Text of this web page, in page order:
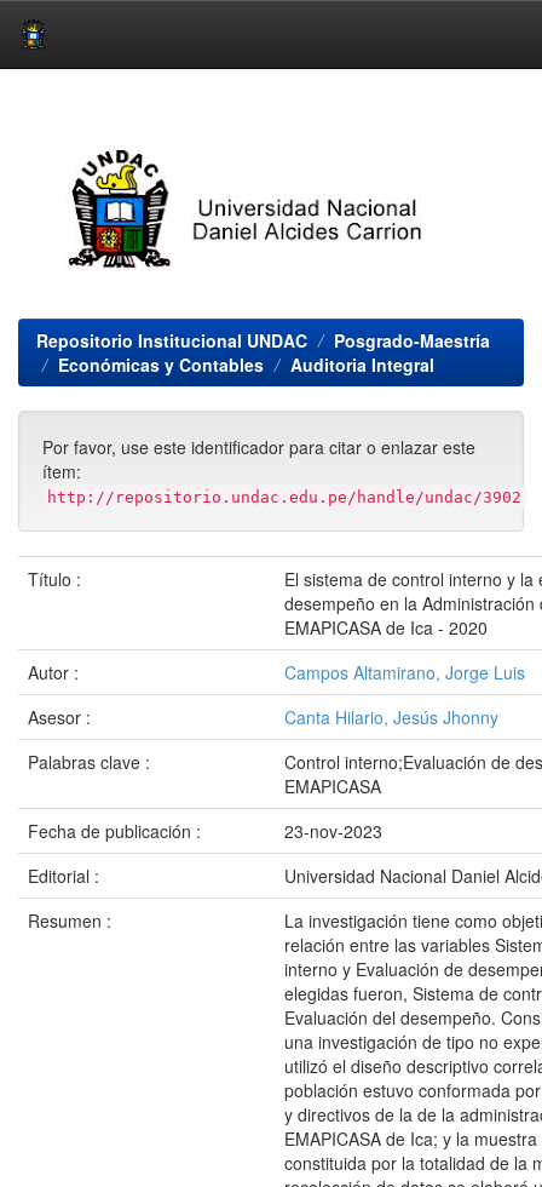
Repositorio Institucional UNDAC
Posgrado-Maestría
Económicas y Contables
Auditoria Integral
Por favor, use este identificador para citar o enlazar este
ítem:
http://repositorio.undac.edu.pe/handle/undac/3902
Título :
El sistema de control interno y la
desempeño en la Administración
EMAPICASA de Ica - 2020
Autor :
Campos Altamirano, Jorge Luis
Asesor :
Canta Hilario, Jesús Jhonny
Palabras clave :
Control interno;Evaluación de
EMAPICASA
Fecha de publicación :
23-nov-2023
Editorial :
Universidad Nacional Daniel
Resumen :
La investigación tiene como
relación entre las variables
interno y Evaluación de
elegidas fueron, Sistema de
Evaluación del desempeño.
una investigación de tipo no
utilizó el diseño descriptivo
población estuvo conformada
y directivos de la de la
EMAPICASA de Ica; y la
constituida por la totalidad de la